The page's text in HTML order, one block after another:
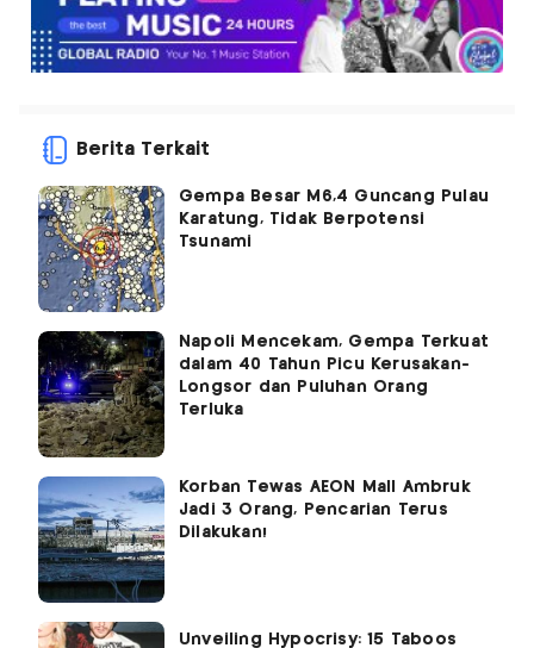
Berita Terkait
Gempa Besar M6,4 Guncang Pulau
Karatung, Tidak Berpotensi
Tsunami
Napoli Mencekam, Gempa Terkuat
dalam 40 Tahun Picu Kerusakan-
Longsor dan Puluhan Orang
Terluka
Korban Tewas AEON Mall Ambruk
Jadi 3 Orang, Pencarian Terus
Dilakukan!